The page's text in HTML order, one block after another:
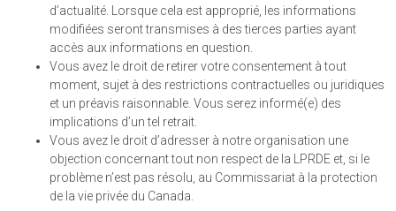
d’actualité. Lorsque cela est approprié, les informations
modifiées seront transmises à des tierces parties ayant
accès aux informations en question.
Vous avez le droit de retirer votre consentement à tout
moment, sujet à des restrictions contractuelles ou juridiques
et un préavis raisonnable. Vous serez informé(e) des
implications d’un tel retrait.
Vous avez le droit d’adresser à notre organisation une
objection concernant tout non respect de la LPRDE et, si le
problème n’est pas résolu, au Commissariat à la protection
de la vie privée du Canada.